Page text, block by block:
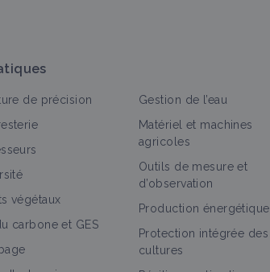
>
du Délicieux Jardin
de ferme
de précision
végétaux
carbone et GES
Gestion de l’eau
Matériel et machines
agricoles
Outils de mesure et
d’observation
Production énergétique
Protection intégrée des
cultures